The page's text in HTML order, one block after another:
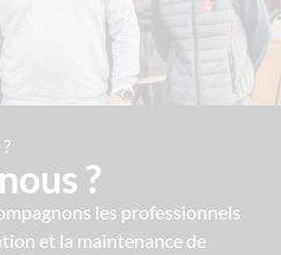
?
les professionnels
et la maintenance de